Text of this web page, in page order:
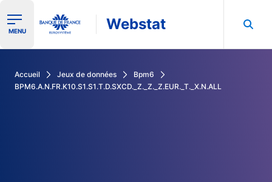
Ouvrir le menu de navigation
MENU Webstat
Accueil Jeux de données
Bpm6
BPM6.A.N.FR.K10.S1.S1.T.D.SXCD._Z._Z._Z.EUR._T._X.N.ALL